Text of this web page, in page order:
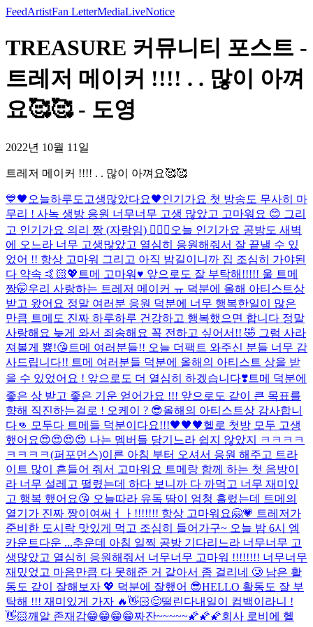
FeedArtistFan LetterMediaLiveNotice
TREASURE 커뮤니티 포스트 -
트레저 메이커 !!!! . . 많이 아껴
요🥰🥰 - 도영
2022년 10월 11일
트레저 메이커 !!!! . . 많이 아껴요🥰🥰
💙🖤오늘하루도고생많았다요🖤인기가요 첫 방송도 무사히 마
무리 ! 사녹 생방 응원 너무너무 고생 많았고 고마워요 😊 그리
고 인기가요 의리 짱 (자랑임) 👍🏻😘 오늘 인기가요 공방도 새벽
에 오느라 너무 고생많았고 열심히 응원해줘서 잘 끝낼 수 있
었어 !! 항상 고마워 그리고 아직 밤길이니까 집 조심히 가야된
다 약속 🤙🏻💖 트메 고마워♥️ 앞으로도 잘 부탁해!!!!! 울 트메
짱🤭우리 사랑하는 트레저 메이커 ㅠ 덕분에 올해 아티스트상
받고 왔어요 정말 여러분 응원 덕분에 너무 행복한일이 많은
만큼 트메도 진짜 하루하루 건강하고 행복했으면 합니다 정말
사랑해요 늦게 와서 죄송해요 꼭 전하고 싶어서!! 🤣 그럼 사라
져볼게 뿅!😘 트메 여러분들!! 오늘 더팩트 와주신 분들 너무 감
사드립니다!! 트메 여러분들 덕분에 올해의 아티스트 상을 받
을 수 있었어요 ! 앞으로도 더 열심히 하겠습니다❣️트메 덕분에
좋은 상 받고 좋은 기운 얻어가요 !!! 앞으로도 같이 큰 목표를
향해 직진하는걸로 ! 오케이 ? 😎올해의 아티스트상 감사합니
다👊 모두다 트메들 덕분이다요!!!🖤🖤🖤헬로 첫방 모두 고생
했어요😍😍😍😍 나는 멤버들 당기느라 쉽지 않았지 ㅋㅋㅋㅋ
ㅋㅋㅋㅋ(퍼포먼스)이른 아침 부터 오셔서 응원 해주고 트라
이트 많이 흔들어 줘서 고마워요 트메랑 함께 하는 첫 음방이
라 너무 설레고 떨렸는데 하다 보니까 다 까먹고 너무 재미있
고 행복 했어요😘 오늘따라 유독 땀이 엄청 흘렀는데 트메의
열기가 진짜 짱이여써ㅓㅏ!!!!!!! 항상 고마워요🤗💗 트레저가
준비한 도시락 맛있게 먹고 조심히 들어가구~ 오늘 밤 6시 엠
카운트다운 ...추운데 아침 일찍 공방 기다리느라 너무너무 고
생많았고 열심히 응원해줘서 너무너무 고마워 !!!!!!!! 너무너무
재밌었고 마음만큼 다 못해준 거 같아서 좀 걸리네 🥲 남은 활
동도 같이 잘해보자 💖 덕분에 잘했어 😎HELLO 활동도 잘 부
탁해 !!! 재미있게 가자 🔥👋🏻😊떨린다내일이 컴백이라니 !
👋🏻깨알 존재감😁😁😁😁짜잔~~~~~🌠🌠🌠회사 로비에 헬